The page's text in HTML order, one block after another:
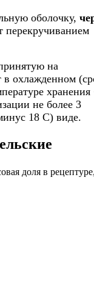
оболочку,
на
в охлажденном
не более 3
18 С) виде.
доля в